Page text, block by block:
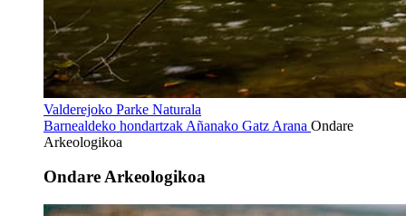
Valderejoko Parke Naturala
Barnealdeko hondartzak Añanako Gatz Arana Ondare
Arkeologikoa
Ondare Arkeologikoa